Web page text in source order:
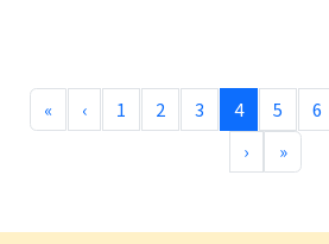
«第一頁
‹上一頁
1 2 3 4(目前頁次)
5 6
›下一頁
»最後頁